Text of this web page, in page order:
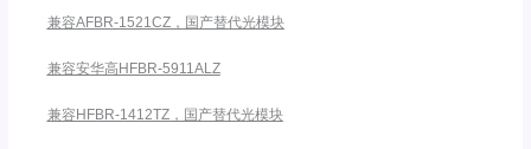
兼容AFBR-1521CZ，国产替代光模块
兼容安华高HFBR-5911ALZ
兼容HFBR-1412TZ，国产替代光模块